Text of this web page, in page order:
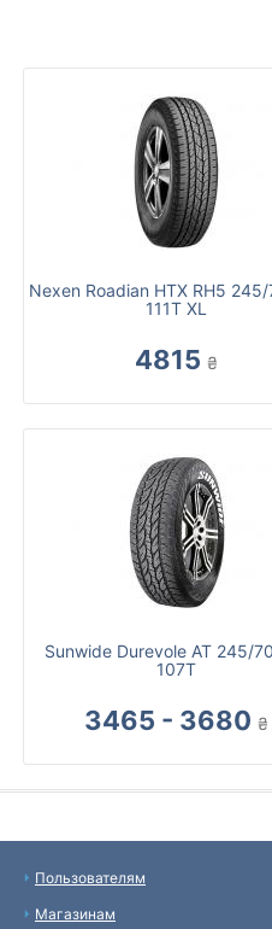
Nexen Roadian HTX RH5 245/
111T XL
4815 ₴
Sunwide Durevole AT 245/
107T
3465 - 3680 ₴
Пользователям
Магазинам